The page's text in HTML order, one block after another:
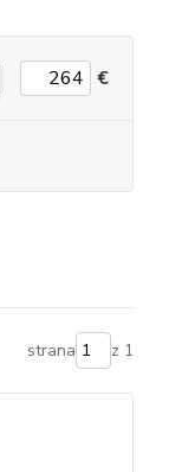
€
strana z 1